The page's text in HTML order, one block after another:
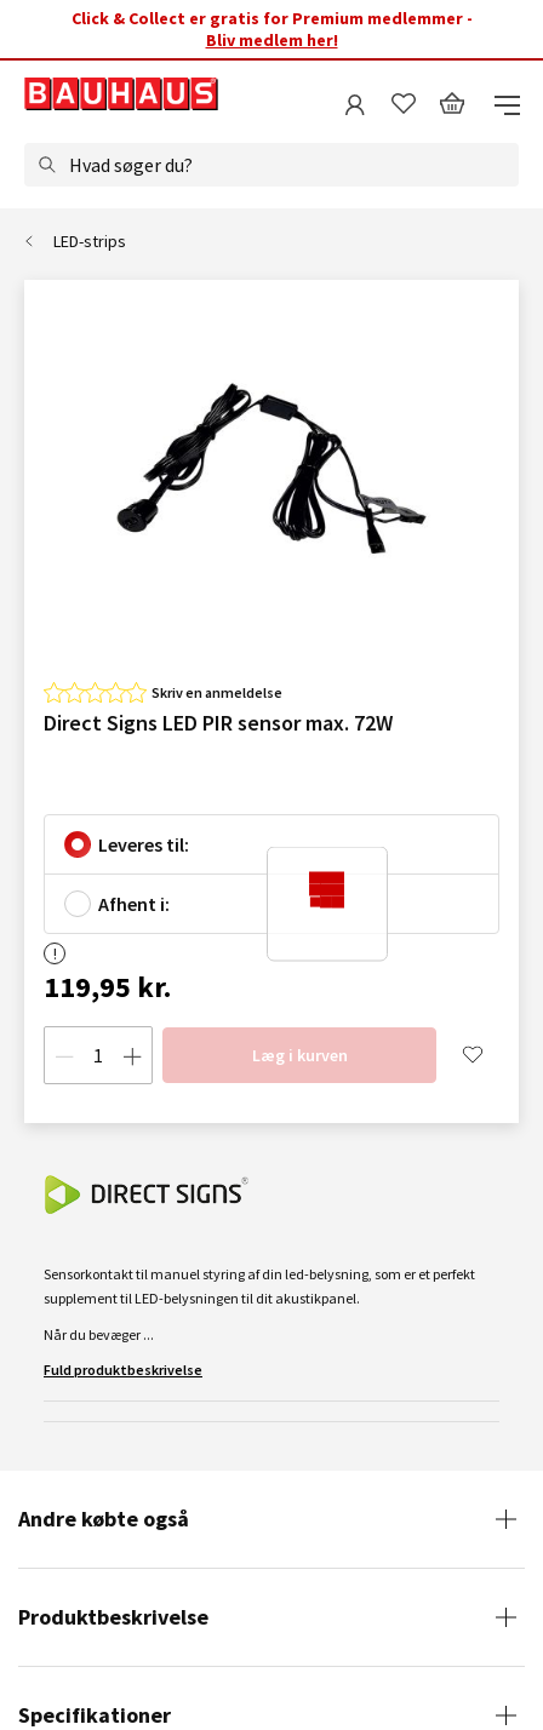
Click & Collect er gratis for Premium medlemmer -
Bliv medlem her!
Hvad søger du?
LED-strips
Skriv en anmeldelse
Direct Signs LED PIR sensor max. 72W
Leveres til:
Afhent i:
119,95 kr.
Læg i kurven
Sensorkontakt til manuel styring af din led-belysning, som er et perfekt
supplement til LED-belysningen til dit akustikpanel.
Når du bevæger ...
Fuld produktbeskrivelse
Andre købte også
Produktbeskrivelse
Specifikationer